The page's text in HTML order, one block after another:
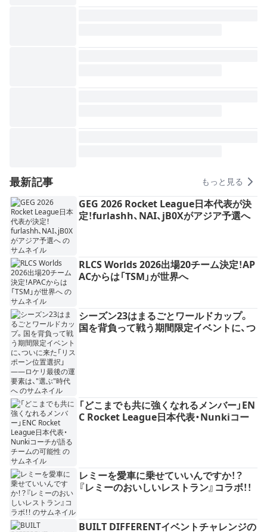
最新記事 もっと見る
GEG 2026 Rocket League日本代表が決
定！furlashh、NAI、jB0Xがアジア予選へ
RLCS Worlds 2026出場20チーム決定！AP
ACからは「TSM」が世界へ
シーズン23はまるごとワールドカップ。
国を背負って戦う期間限定イベントに、つ
「どこまでも共に強くなれるメンバー」EN
C Rocket League日本代表・Nunkiコー
レミーを愛車に乗せていいんですか！？
『レミーのおいしいレストラン』コラボ！！
BUILT DIFFERENTイベントチャレンジの